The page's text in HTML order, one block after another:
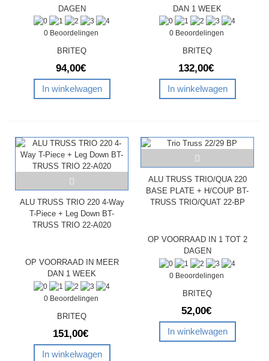
DAGEN
0 Beoordelingen
BRITEQ
94,00€
In winkelwagen
DAN 1 WEEK
0 Beoordelingen
BRITEQ
132,00€
In winkelwagen
ALU TRUSS TRIO 220 4-Way
T-Piece + Leg Down BT-
TRUSS TRIO 22-A020
OP VOORRAAD IN MEER
DAN 1 WEEK
0 Beoordelingen
BRITEQ
151,00€
In winkelwagen
ALU TRUSS TRIO/QUA 220
BASE PLATE + H/COUP BT-
TRUSS TRIO/QUAT 22-BP
OP VOORRAAD IN 1 TOT 2
DAGEN
0 Beoordelingen
BRITEQ
52,00€
In winkelwagen